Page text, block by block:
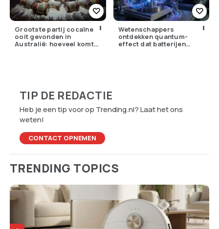
Grootste partij cocaïne
ooit gevonden in
Australië: hoeveel komt
Wetenschappers
ontdekken quantum-
effect dat batterijen
TIP DE REDACTIE
Heb je een tip voor op Trending.nl? Laat het ons
weten!
CONTACT OPNEMEN
TRENDING TOPICS